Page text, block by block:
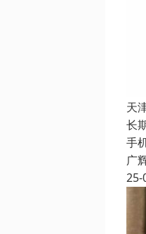
天
长
手
广
25-